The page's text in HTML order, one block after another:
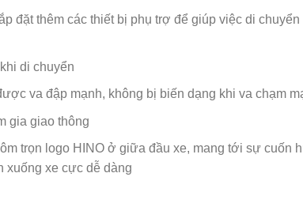
đặt thêm các thiết bị phụ trợ để giúp việc di
di chuyển
va đập mạnh, không bị biến dạng khi va chạm
gia giao thông
trọn logo HINO ở giữa đầu xe, mang tới sự cuốn
xuống xe cực dễ dàng